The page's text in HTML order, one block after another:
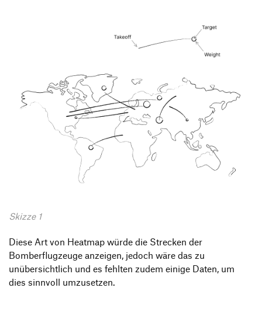
Skizze 1
Diese Art von Heatmap würde die Strecken der
Bomberflugzeuge anzeigen, jedoch wäre das zu
unübersichtlich und es fehlten zudem einige Daten, um
dies sinnvoll umzusetzen.